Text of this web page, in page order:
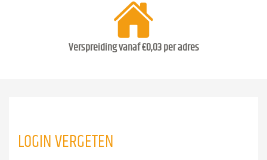
Verspreiding vanaf €0,03 per adres
LOGIN VERGETEN